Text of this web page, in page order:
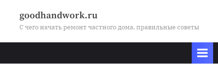
goodhandwork.ru
С чего начать ремонт частного дома, правильные советы